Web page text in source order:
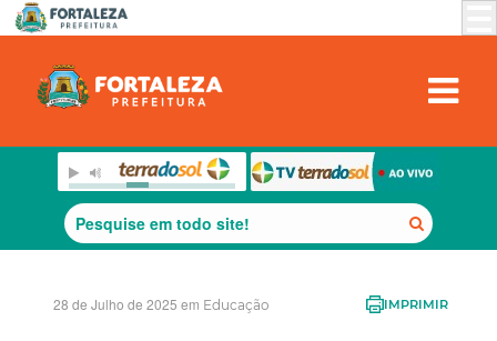
28 de Julho de 2025 em Educação IMPRIMIR